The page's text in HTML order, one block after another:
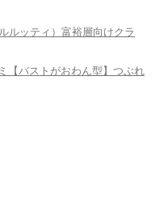
ルッティ）富裕層向けクラ
【バストがおわん型】つぶれ